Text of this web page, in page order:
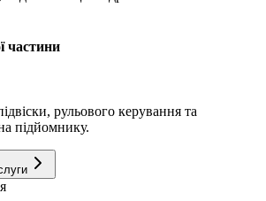
частини
рульового керування та
підйомнику.